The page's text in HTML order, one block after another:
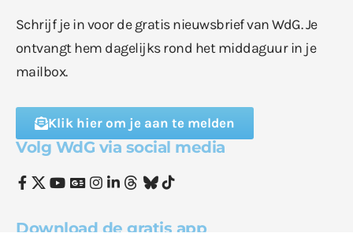
Schrijf je in voor de gratis nieuwsbrief van WdG. Je
ontvangt hem dagelijks rond het middaguur in je
mailbox.
Klik hier om je aan te melden
Volg WdG via social media
Download de gratis app